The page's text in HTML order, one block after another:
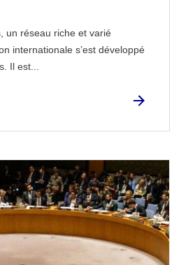
un réseau riche et varié
internationale s’est développé
Il est...